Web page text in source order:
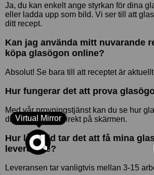
Ja, du kan enkelt ange styrkan för dina
eller ladda upp som bild. Vi ser till att
ditt recept.
Kan jag använda mitt nuvarande
köpa glasögon online?
Absolut! Se bara till att receptet är
Hur fungerar det att prova
Med vår provningstjänst kan du se hur
din ansiktsform direkt på skärmen.
Hur lång tid tar det att få mina
levererade?
Leveransen tar vanligtvis mellan 3-15
Virtual Mirror